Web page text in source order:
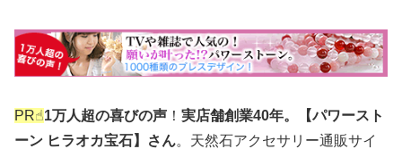
PR☝︎1万人超の喜びの声 ！ 実店舗創業40年。【パワースト
ーン ヒラオカ宝石】さん。天然石アクセサリー通販サイ